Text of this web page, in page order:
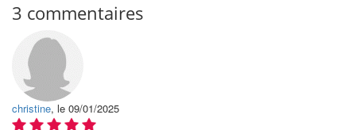
3 commentaires
christine, le 09/01/2025